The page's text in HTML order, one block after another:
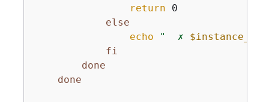
return 0
else
echo
"  ✗
fi
done
done